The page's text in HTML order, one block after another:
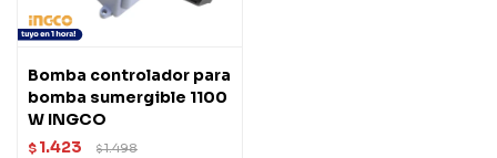
Bomba controlador para
bomba sumergible 1100
W INGCO
$ 1.423 $1.498